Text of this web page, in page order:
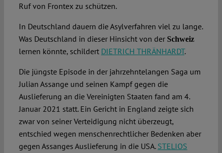
Ruf von Frontex zu schützen.
In Deutschland dauern die Asylverfahren viel zu lange.
Was Deutschland in dieser Hinsicht von der Schweiz
lernen könnte, schildert DIETRICH THRÄNHARDT.
Die jüngste Episode in der jahrzehntelangen Saga um
Julian Assange und seinen Kampf gegen die
Auslieferung an die Vereinigten Staaten fand am 4.
Januar 2021 statt. Ein Gericht in England zeigte sich
zwar von seiner Verteidigung nicht überzeugt,
entschied wegen menschenrechtlicher Bedenken aber
gegen Assanges Auslieferung in die USA. STELIOS